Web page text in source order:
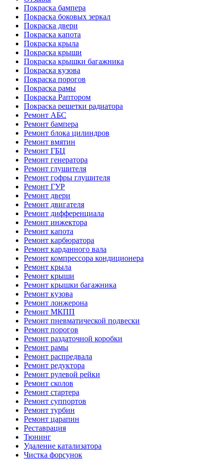
Покраска бампера
Покраска боковых зеркал
Покраска двери
Покраска капота
Покраска крыла
Покраска крыши
Покраска крышки багажника
Покраска кузова
Покраска порогов
Покраска рамы
Покраска Раптором
Покраска решетки радиатора
Ремонт АБС
Ремонт бампера
Ремонт блока цилиндров
Ремонт вмятин
Ремонт ГБЦ
Ремонт генератора
Ремонт глушителя
Ремонт гофры глушителя
Ремонт ГУР
Ремонт двери
Ремонт двигателя
Ремонт дифференциала
Ремонт инжектора
Ремонт капота
Ремонт карбюратора
Ремонт карданного вала
Ремонт компрессора кондиционера
Ремонт крыла
Ремонт крыши
Ремонт крышки багажника
Ремонт кузова
Ремонт лонжерона
Ремонт МКПП
Ремонт пневматической подвески
Ремонт порогов
Ремонт раздаточной коробки
Ремонт рамы
Ремонт распредвала
Ремонт редуктора
Ремонт рулевой рейки
Ремонт сколов
Ремонт стартера
Ремонт суппортов
Ремонт турбин
Ремонт царапин
Реставрация
Тюнинг
Удаление катализатора
Чистка форсунок